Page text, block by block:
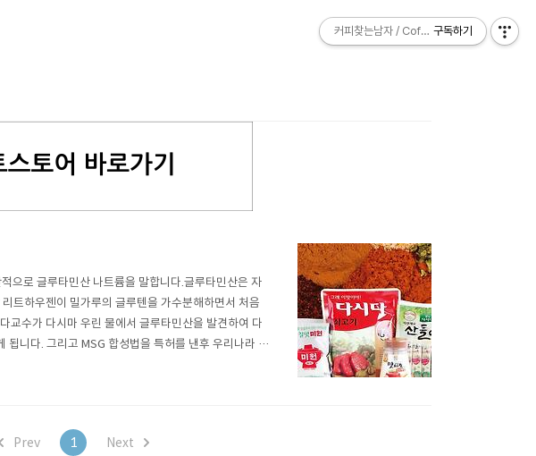
커피찾는남자 / Coffee Explorer
구독하기
로 글루타민산 나트륨을 말합니다.글루타민산은 자
트하우젠이 밀가루의 글루텐을 가수분해하면서 처음
수가 다시마 우린 물에서 글루타민산을 발견하여 다
됩니다. 그리고 MSG 합성법을 특허를 낸후 우리나라 미
을 판매하게 됩니다. 하지만 1960년대 말에는 MSG를
Prev 1 Next
커피찾는남자 / Coffee Explorer
구독하기